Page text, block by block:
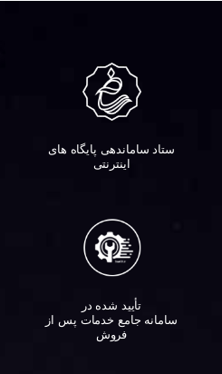
ستاد ساماندهی پایگاه های
اینترنتی
تأیید شده در
سامانه جامع خدمات پس از
فروش